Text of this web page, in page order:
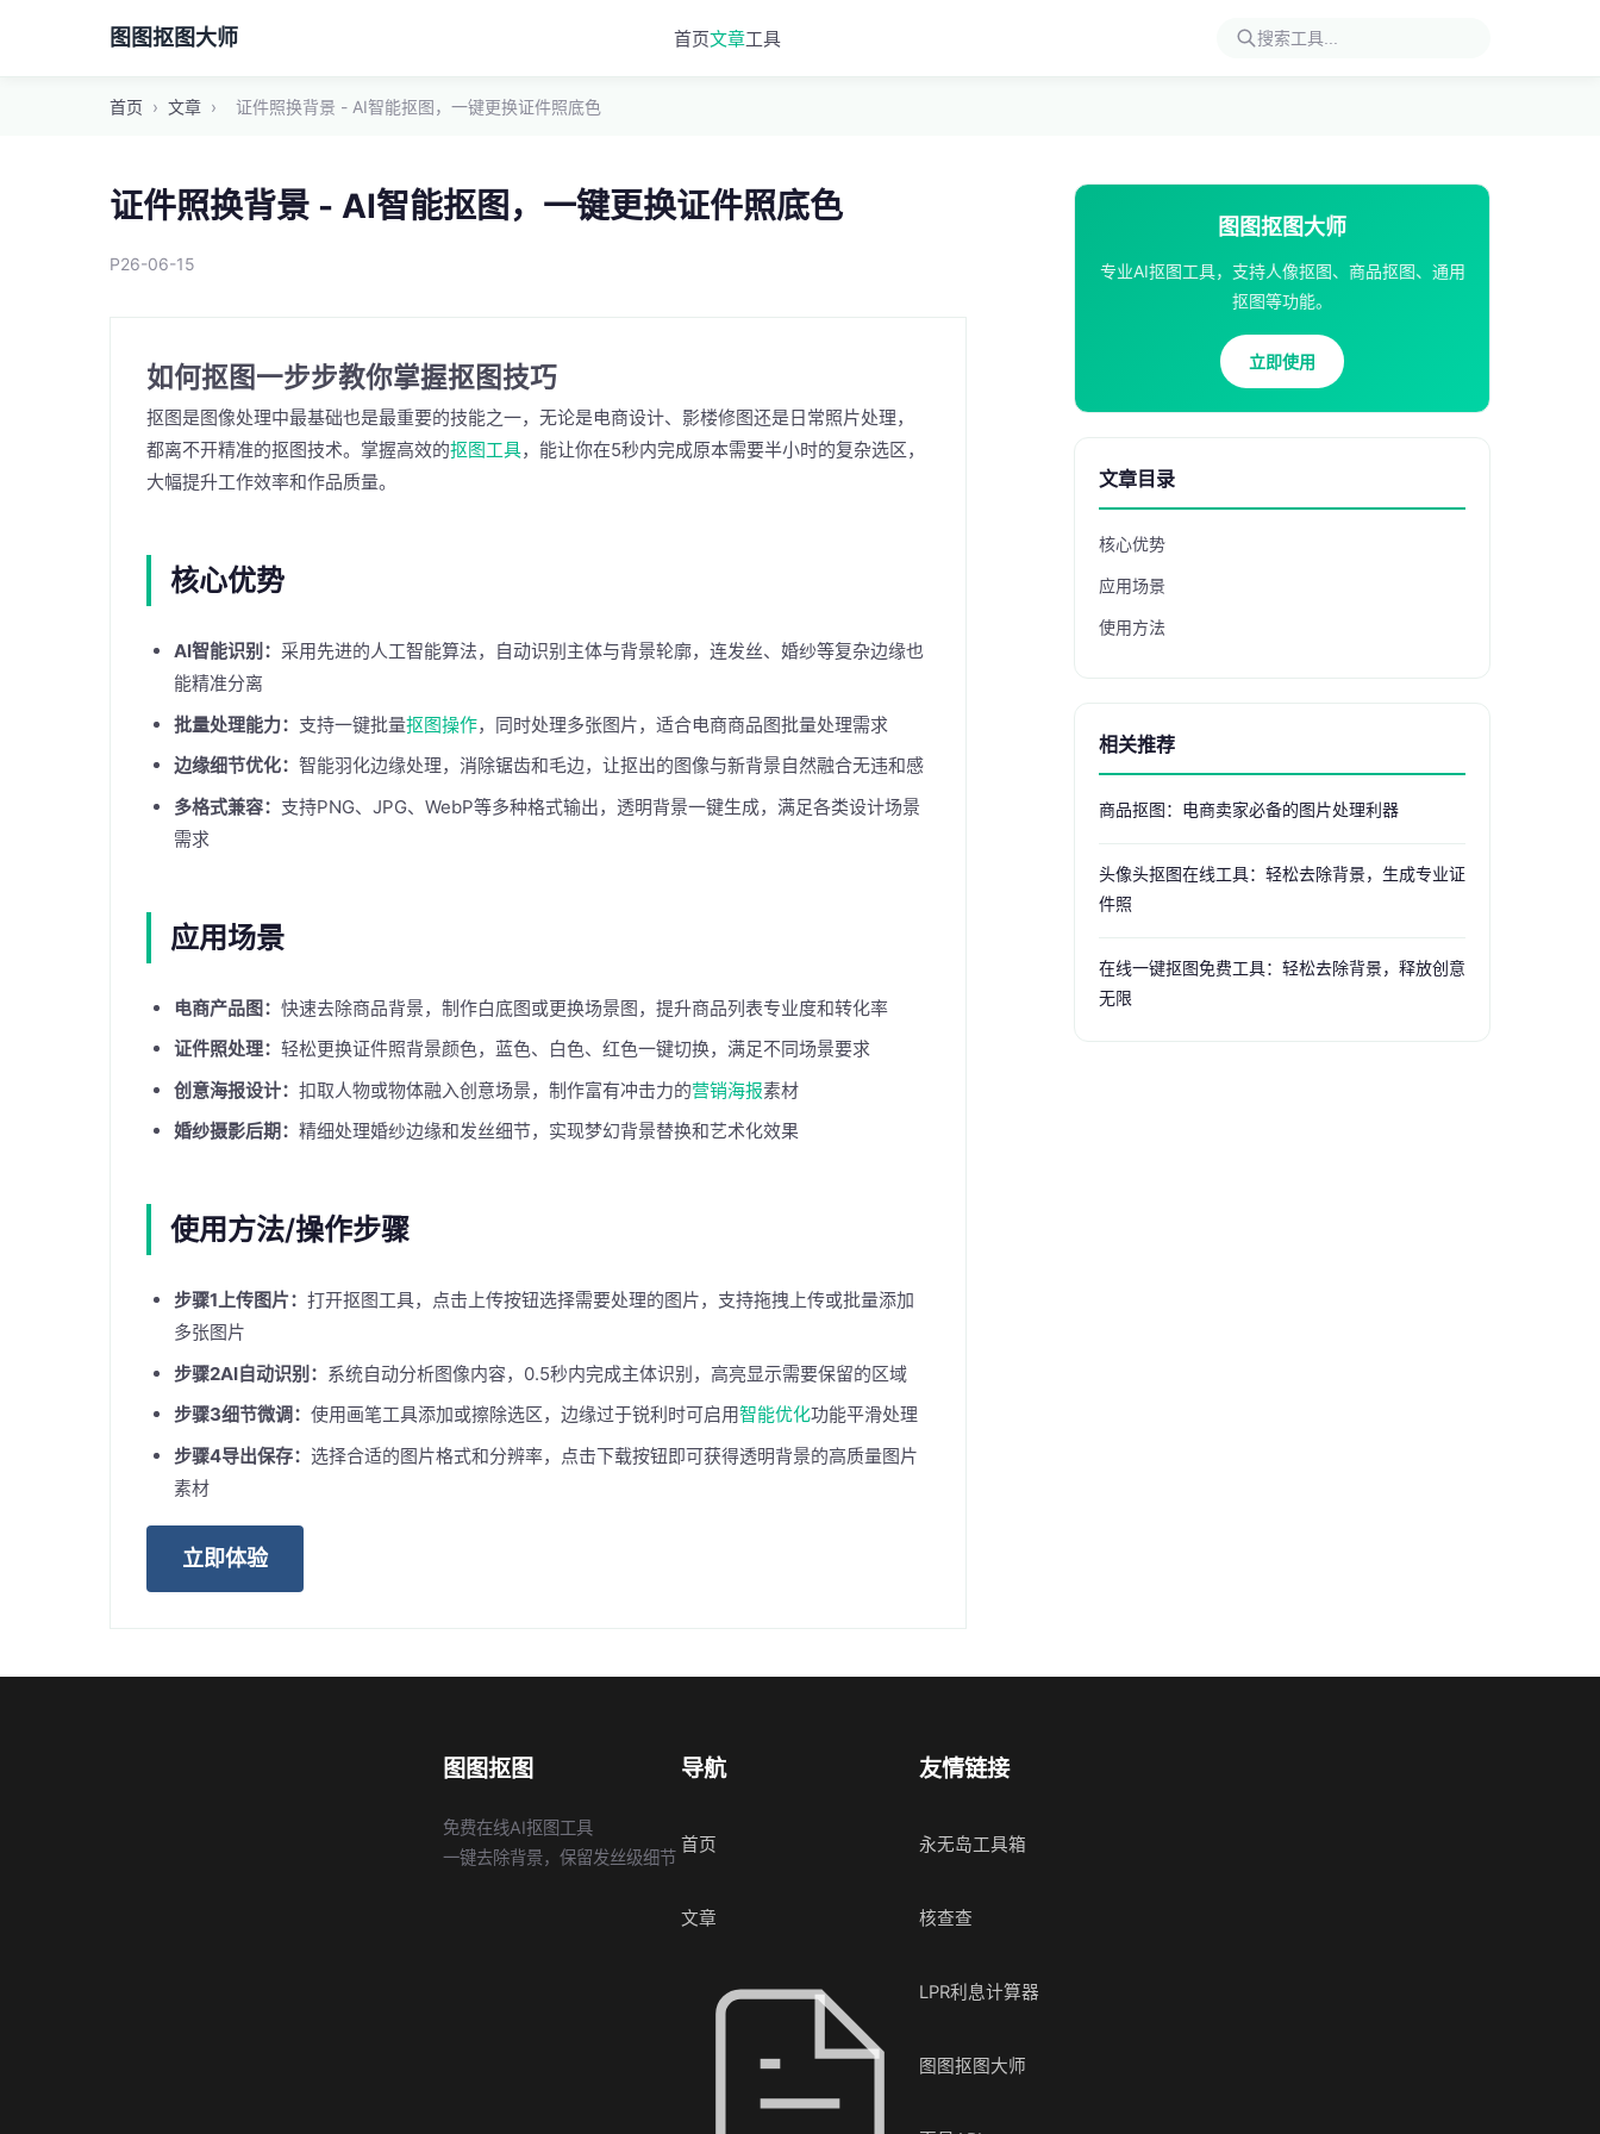
图图抠图大师 首页文章工具
首页 › 文章 › 证件照换背景 - AI智能抠图，一键更换证件照底色
证件照换背景 - AI智能抠图，一键更换证件照底色
P26-06-15
如何抠图一步步教你掌握抠图技巧
抠图是图像处理中最基础也是最重要的技能之一，无论是电商设计、影楼修图还是日常照片处理，
都离不开精准的抠图技术。掌握高效的抠图工具，能让你在5秒内完成原本需要半小时的复杂选区，
大幅提升工作效率和作品质量。
核心优势
AI智能识别： 采用先进的人工智能算法，自动识别主体与背景轮廓，连发丝、婚纱等复杂边缘也
能精准分离
批量处理能力： 支持一键批量抠图操作，同时处理多张图片，适合电商商品图批量处理需求
边缘细节优化： 智能羽化边缘处理，消除锯齿和毛边，让抠出的图像与新背景自然融合无违和感
多格式兼容： 支持PNG、JPG、WebP等多种格式输出，透明背景一键生成，满足各类设计场景
需求
应用场景
电商产品图： 快速去除商品背景，制作白底图或更换场景图，提升商品列表专业度和转化率
证件照处理： 轻松更换证件照背景颜色，蓝色、白色、红色一键切换，满足不同场景要求
创意海报设计： 扣取人物或物体融入创意场景，制作富有冲击力的营销海报素材
婚纱摄影后期： 精细处理婚纱边缘和发丝细节，实现梦幻背景替换和艺术化效果
使用方法/操作步骤
步骤1上传图片： 打开抠图工具，点击上传按钮选择需要处理的图片，支持拖拽上传或批量添加
多张图片
步骤2AI自动识别： 系统自动分析图像内容，0.5秒内完成主体识别，高亮显示需要保留的区域
步骤3细节微调： 使用画笔工具添加或擦除选区，边缘过于锐利时可启用智能优化功能平滑处理
步骤4导出保存： 选择合适的图片格式和分辨率，点击下载按钮即可获得透明背景的高质量图片
素材
立即体验
图图抠图大师
专业AI抠图工具，支持人像抠图、商品抠图、通用
抠图等功能。
立即使用
文章目录
核心优势
应用场景
使用方法
相关推荐
商品抠图：电商卖家必备的图片处理利器
头像头抠图在线工具：轻松去除背景，生成专业证
件照
在线一键抠图免费工具：轻松去除背景，释放创意
无限
图图抠图
免费在线AI抠图工具
一键去除背景，保留发丝级细节
导航
首页
文章
友情链接
永无岛工具箱
核查查
LPR利息计算器
图图抠图大师